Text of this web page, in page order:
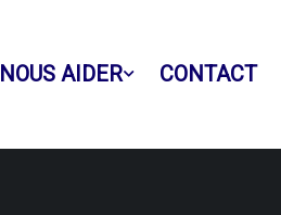
NOUS AIDER CONTACT